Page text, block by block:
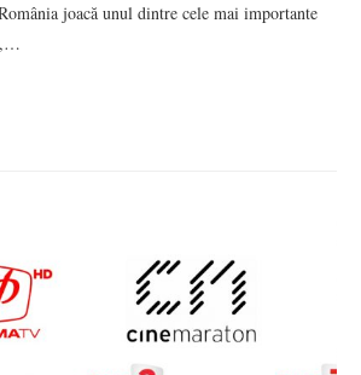
joacă unul dintre cele mai importante